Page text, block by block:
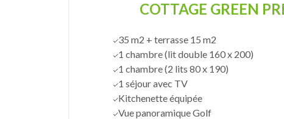
COTTAGE GREEN
35 m2 + terrasse 15 m2
1 chambre (lit double 160 x 200)
1 chambre (2 lits 80 x 190)
1 séjour avec TV
Kitchenette équipée
Vue panoramique Golf